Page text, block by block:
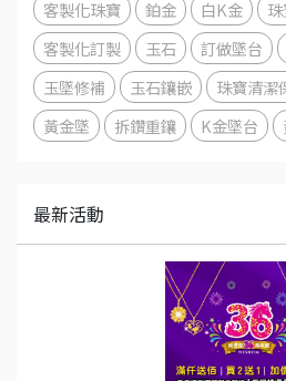
客製化珠寶
鉑金 白K金
客製化訂製
玉石 訂做墜台
玉墜修補
玉石鑲嵌 珠寶清潔
黃金墜
拆鑽重鑲 K金墜台
最新活動